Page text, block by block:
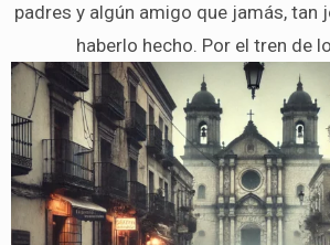
padres y algún amigo que jamás, tan
haberlo hecho. Por el tren de